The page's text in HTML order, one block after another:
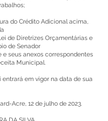
do Crédito Adicional acima,
de Diretrizes Orçamentárias e
de Senador
e seus anexos correspondentes
Municipal.
entrará em vigor na data de sua
Acre, 12 de julho de 2023.